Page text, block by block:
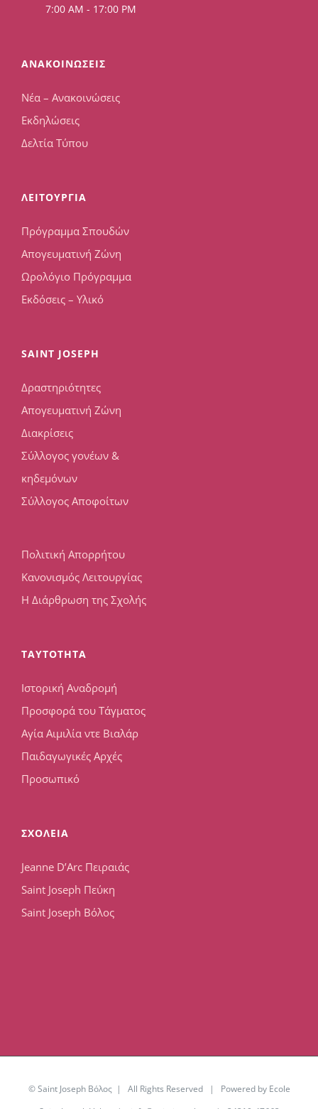
7:00 AM - 17:00 PM
ΑΝΑΚΟΙΝΩΣΕΙΣ
Νέα – Ανακοινώσεις
Εκδηλώσεις
Δελτία Τύπου
ΛΕΙΤΟΥΡΓΙΑ
Πρόγραμμα Σπουδών
Απογευματινή Ζώνη
Ωρολόγιο Πρόγραμμα
Εκδόσεις – Υλικό
SAINT JOSEPH
Δραστηριότητες
Απογευματινή Ζώνη
Διακρίσεις
Σύλλογος γονέων &
κηδεμόνων
Σύλλογος Αποφοίτων
Πολιτική Απορρήτου
Κανονισμός Λειτουργίας
Η Διάρθρωση της Σχολής
TAYTOTHTA
Ιστορική Αναδρομή
Προσφορά του Τάγματος
Αγία Αιμιλία ντε Βιαλάρ
Παιδαγωγικές Αρχές
Προσωπικό
ΣΧΟΛΕΙΑ
Jeanne D’Arc Πειραιάς
Saint Joseph Πεύκη
Saint Joseph Βόλος
© Saint Joseph Βόλος | All Rights Reserved | Powered by Ecole